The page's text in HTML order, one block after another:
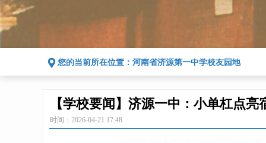
끇 您的当前所在位置： 河南省济源第一中学校友园地
时间： 2026-04-21 17:48
【学校要闻】济源一中：小单杠点亮